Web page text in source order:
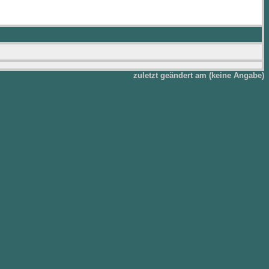
zuletzt geändert am (keine Angabe)